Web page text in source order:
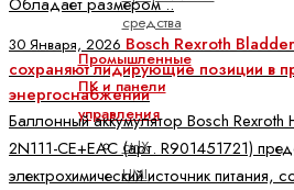
средства
Промышленные
ПК и панели
управления
ctrlX
HMI
30 Января, 2026 Bosch Rexroth
сохраняют лидирующие позиции в
энергоснабжении
Баллонный аккумулятор Bosch
2N111-CE+EAC (арт. R901451721)
электрохимический источник питания,